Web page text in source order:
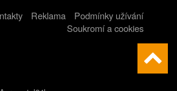
Reklama
Podmínky užívání
Soukromí a cookies